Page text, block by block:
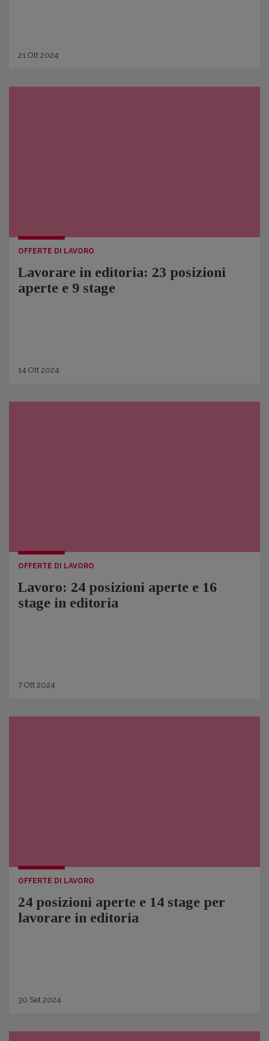
21 Ott 2024
OFFERTE DI LAVORO
Lavorare in editoria: 23 posizioni
aperte e 9 stage
14 Ott 2024
OFFERTE DI LAVORO
Lavoro: 24 posizioni aperte e 16
stage in editoria
7 Ott 2024
OFFERTE DI LAVORO
24 posizioni aperte e 14 stage per
lavorare in editoria
30 Set 2024